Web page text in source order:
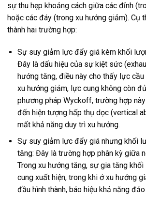
sự thu hẹp khoảng cách giữa các đỉnh
hoặc các đáy (trong xu hướng giảm). Cụ
thành hai trường hợp:
Sự suy giảm lực đẩy giá kèm khối
Đây là dấu hiệu của sự kiệt sức
hướng tăng, điều này cho thấy lực
xu hướng giảm, lực cung không còn
phương pháp Wyckoff, trường hợp
đến hiện tượng hấp thụ dọc (vertical
mất khả năng duy trì xu hướng.
Sự suy giảm lực đẩy giá nhưng khối
tăng: Đây là trường hợp phân kỳ giữa
Trong xu hướng tăng, sự gia tăng
cung xuất hiện, trong khi ở xu hướng
đầu hình thành, báo hiệu khả năng đảo